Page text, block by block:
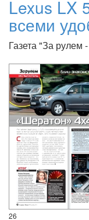
Lexus LX
всеми
Газета "За рулем
26